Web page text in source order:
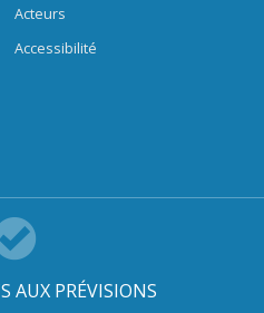
Acteurs
Accessibilité
AUX PRÉVISIONS